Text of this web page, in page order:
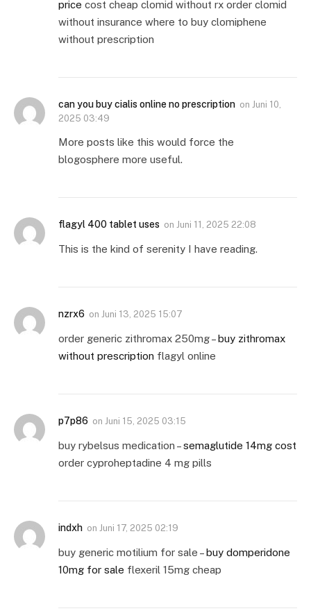
price cost cheap clomid without rx order clomid
without insurance where to buy clomiphene
without prescription
can you buy cialis online no prescription on Juni 10,
2025 03:49
More posts like this would force the
blogosphere more useful.
flagyl 400 tablet uses on Juni 11, 2025 22:08
This is the kind of serenity I have reading.
nzrx6 on Juni 13, 2025 15:07
order generic zithromax 250mg –buy zithromax
without prescription flagyl online
p7p86 on Juni 15, 2025 03:15
buy rybelsus medication –semaglutide 14mg cost
order cyproheptadine 4 mg pills
indxh on Juni 17, 2025 02:19
buy generic motilium for sale –buy domperidone
10mg for sale flexeril 15mg cheap